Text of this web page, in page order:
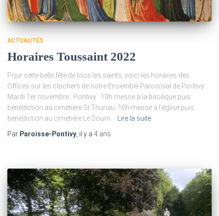
ACTUALITÉS
Horaires Toussaint 2022
Pour cette belle fête de tous les saints, voici les horaires des
Offices sur les clochers de notre Ensemble Paroissial de Pontivy :
Mardi 1er novembre : Pontivy : 10h messe à la basilique puis
bénédiction au cimetière St Thuriau :10h messe à l’église puis
bénédiction au cimetière Le Sourn. :
Lire la suite
Par Paroisse-Pontivy , il y a 4 ans